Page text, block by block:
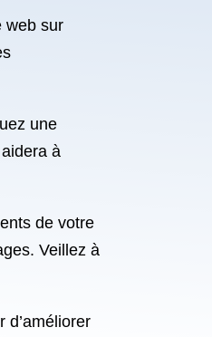
web sur
une
à
de votre
Veillez à
d’améliorer